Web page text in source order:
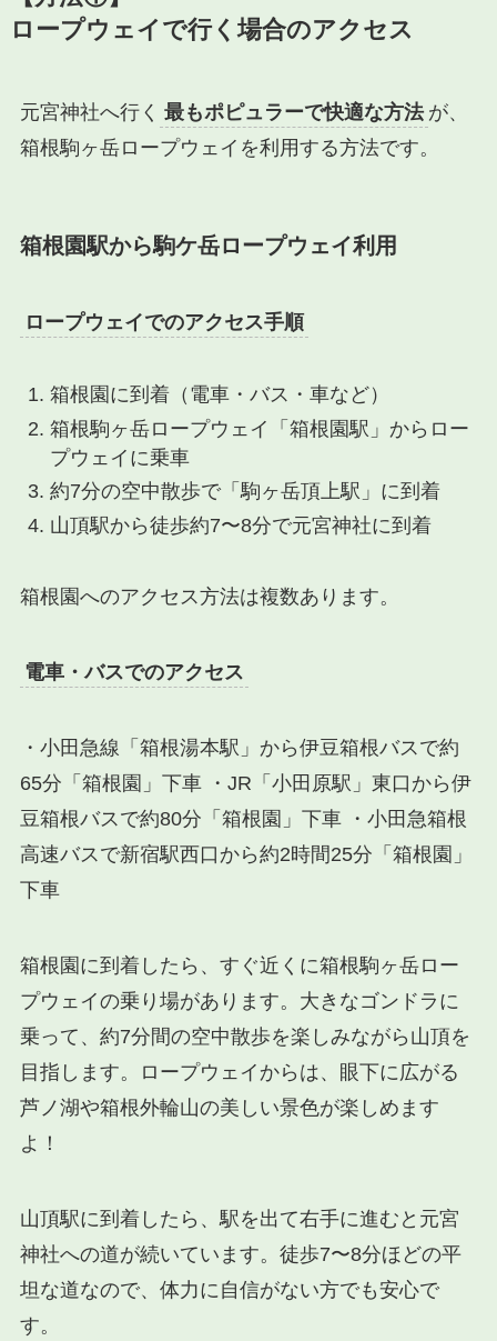
ロープウェイで行く場合のアクセス
元宮神社へ行く 最もポピュラーで快適な方法 が、
箱根駒ヶ岳ロープウェイを利用する方法です。
箱根園駅から駒ケ岳ロープウェイ利用
ロープウェイでのアクセス手順
箱根園に到着（電車・バス・車など）
箱根駒ヶ岳ロープウェイ「箱根園駅」からロー
プウェイに乗車
約7分の空中散歩で「駒ヶ岳頂上駅」に到着
山頂駅から徒歩約7〜8分で元宮神社に到着
箱根園へのアクセス方法は複数あります。
電車・バスでのアクセス
・小田急線「箱根湯本駅」から伊豆箱根バスで約
65分「箱根園」下車 ・JR「小田原駅」東口から伊
豆箱根バスで約80分「箱根園」下車 ・小田急箱根
高速バスで新宿駅西口から約2時間25分「箱根園」
下車
箱根園に到着したら、すぐ近くに箱根駒ヶ岳ロー
プウェイの乗り場があります。大きなゴンドラに
乗って、約7分間の空中散歩を楽しみながら山頂を
目指します。ロープウェイからは、眼下に広がる
芦ノ湖や箱根外輪山の美しい景色が楽しめます
よ！
山頂駅に到着したら、駅を出て右手に進むと元宮
神社への道が続いています。徒歩7〜8分ほどの平
坦な道なので、体力に自信がない方でも安心で
す。